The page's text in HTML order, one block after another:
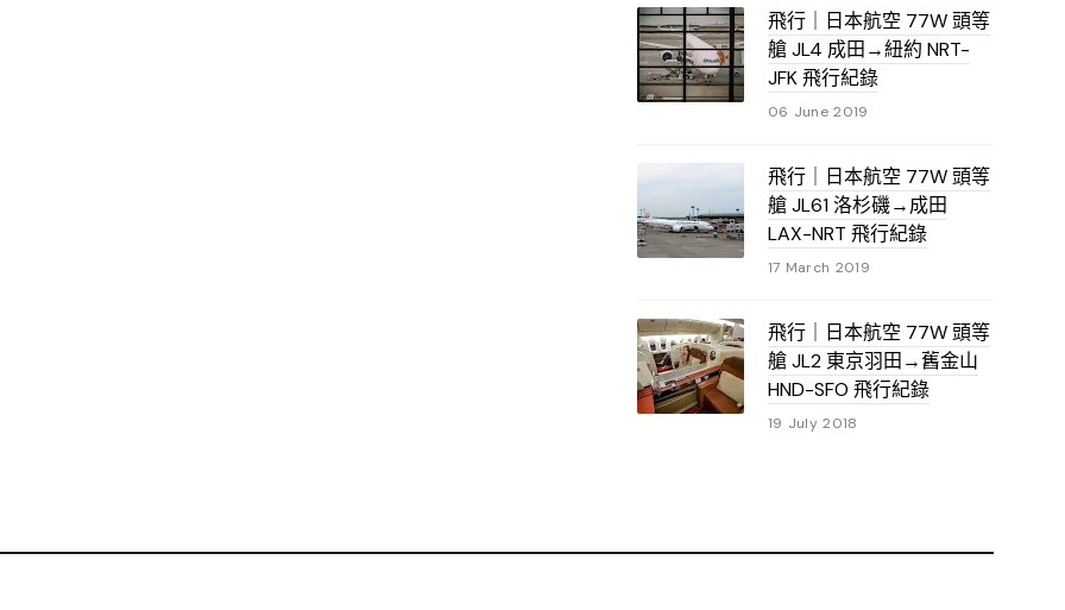
飛行｜日本航空 77W 頭等
艙 JL4 成田→紐約 NRT-
JFK 飛行紀錄
06 June 2019
飛行｜日本航空 77W 頭等
艙 JL61 洛杉磯→成田
LAX-NRT 飛行紀錄
17 March 2019
飛行｜日本航空 77W 頭等
艙 JL2 東京羽田→舊金山
HND-SFO 飛行紀錄
19 July 2018